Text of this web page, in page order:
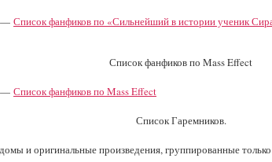
— Список фанфиков по «Сильнейший в истории ученик
Список фанфиков по Mass Effect
— Список фанфиков по Mass Effect
Список Гаремников.
и оригинальные произведения, группированные